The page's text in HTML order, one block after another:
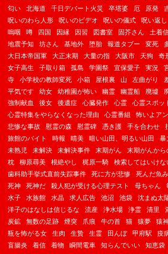
匂い
北海道 千日デパート火災 卒塔婆 厄 原発
呪いのわら人形
呪いのビデオ 呪いの儀式 呪い返し
嗚咽
噂 四国 因縁 因習 図書室 固芥さん 土着
地震予知
坊さん 基地外 堕胎 報道タブー 変死
大日本帝国軍
大正末期 大量の指 大阪市 天狗 奇
女子高生
子取り箱 孤島 学園祭 宜保愛子 実況
寺
小学校の教師変死 小箱 屋根裏 山 左曲がり
平気です
幼女 幼稚園が怖い 幽霊 幽霊船 廃墟
強制献血
後女 後遺症 心臓発作 心霊 心霊スポッ
心霊特集をやらなくなった理由
心霊番組 怖いよア
悲惨な事故
慰霊の森 慰霊碑 憑き護 手を合わせ
旅館のバイト
時報 晴美 暗い山田、明るい山田 暴
未熟児
未解決 未解決事件 末期がん 末期がんから
枕
柳原尋美 根絶やし 梶原一騎 検索してはいけな
歯科助手挙式直前失踪事件
死に方が悲惨 死んだ魚
死神
死神だ 殺人犯が受ける心理テスト 母ちゃん
水子
水族館 水晶 求人広告 池沼 池袋 沈まぬ太
洋子のはなしは信じるな
流産 浄水場 浄霊 清里
炭鉱
無数の足跡 煙突 爪痕 牛の首 猫 猿夢 猿
瓶を怖がる女
生肉 生贄 生霊 田んぼ 甲府駅 疫
盲腸炎
着信 着物 瞬間電車 知らんでいい 知恵袋